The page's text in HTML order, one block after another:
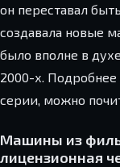
он переставал
создавала новые
было вполне в
2000-х.
серии, можно
Машины из
лицензионная